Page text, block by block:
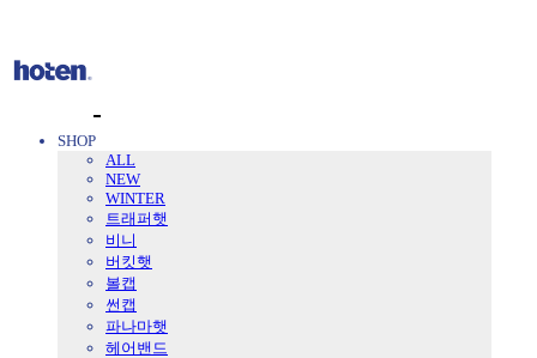
SHOP
ALL
NEW
WINTER
트래퍼햇
비니
버킷햇
볼캡
썬캡
파나마햇
헤어밴드